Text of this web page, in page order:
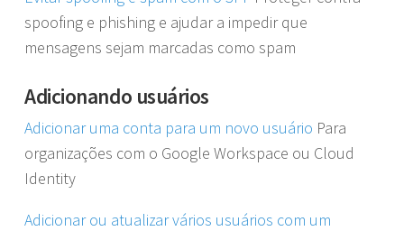
spoofing e phishing e ajudar a impedir que
mensagens sejam marcadas como spam
Adicionando usuários
Adicionar uma conta para um novo usuário Para
organizações com o ​Google Workspace ou Cloud
Identity
Adicionar ou atualizar vários usuários com um